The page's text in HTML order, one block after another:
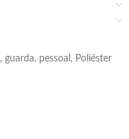
, guarda, pessoal , Poliéster